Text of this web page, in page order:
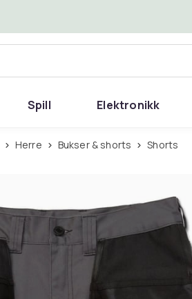
Spill Elektronikk
Herre Bukser & shorts Shorts